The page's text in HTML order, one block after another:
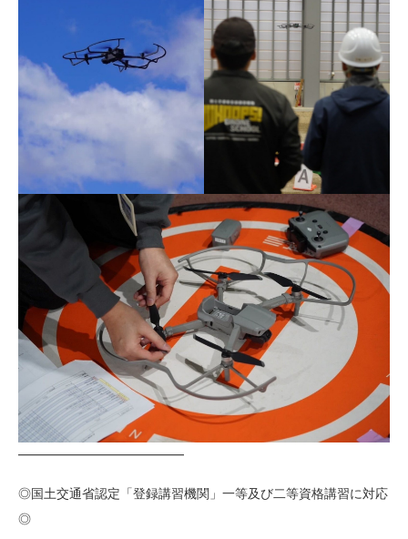
━━━━━━━━━━━━━
◎国土交通省認定「登録講習機関」一等及び二等資格講習に対応
◎